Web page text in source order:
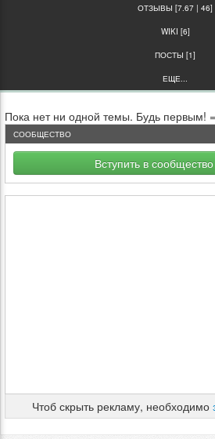
ОТЗЫВЫ [7.67 | 46]
WIKI [6]
ПОСТЫ [1]
ЕЩЕ...
Пока нет ни одной темы. Будь первым!
СООБЩЕСТВО
Вступить в
Чтоб скрыть рекламу, необходимо